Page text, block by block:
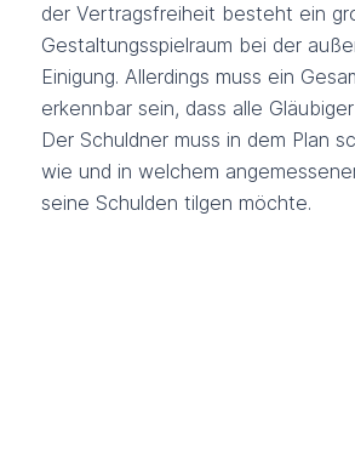
der Vertragsfreiheit besteht ein
Gestaltungsspielraum bei der
Einigung. Allerdings muss ein
erkennbar sein, dass alle
Der Schuldner muss in dem Plan
wie und in welchem
seine Schulden tilgen möchte.